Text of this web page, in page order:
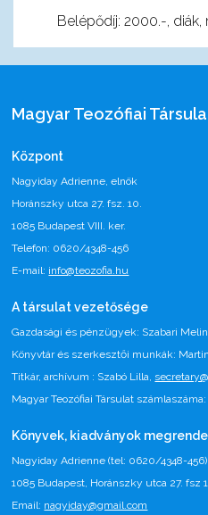
Belépődíj: 2000.-, diák,
Magyar Teozófiai
Központ
Nagyiday Adrienne, elnök
Horánszky utca 27. fsz. 10.
1085 Budapest VIII. ker.
Telefon: 0620/4348-456
E-mail: info@teozofia.hu
A társulat vezetősége
Gazdasági és pénzügyek: Szabari
Könyvtár és szerkesztői munkák:
Titkár, archívum : Szabó Lilla,
Magyar Teozófiai Társulat
Könyvek, kiadványok
Nagyiday Adrienne (tel: 0620/4348-456)
1085 Budapest, Horánszky utca 27. fsz
Email: nagyiday@gmail.com